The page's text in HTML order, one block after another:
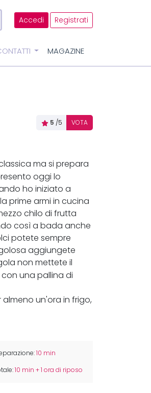
Accedi Registrati
MAGAZINE
5 /5 VOTA
ma si prepara
oggi lo
ho iniziato a
prime armi in cucina
chilo di frutta
così a bada anche
potete sempre
aggiungete
non mettete il
una pallina di
un'ora in frigo,
10 min
10 min + 1 ora di riposo